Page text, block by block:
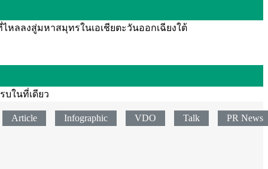
ลลงสู่มหาสมุทรในเอเชียตะวันออกเฉียงใต้
บในที่เดียว
Article Infographic VDO Talk PR News